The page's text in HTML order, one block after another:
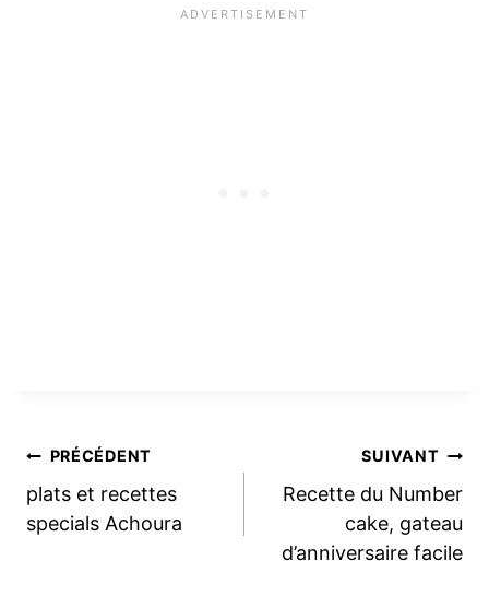
Navigation
de
PRÉCÉDENT
plats et recettes
specials Achoura
SUIVANT
Recette du Number
cake, gateau
d’anniversaire facile